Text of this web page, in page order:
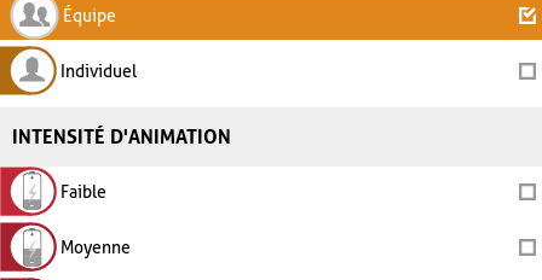
Équipe
Individuel
INTENSITÉ D'ANIMATION
Faible
Moyenne